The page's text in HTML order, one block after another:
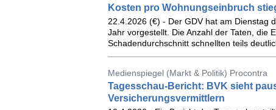
Kosten pro Wohnungseinbruch
22.4.2026 (€) - Der GDV hat am Dienstag
Jahr vorgestellt. Die Anzahl der Taten, die
Schadendurchschnitt schnellten teils
Medienspiegel (Markt & Politik) Procontra
Tagesschau-Bericht: BVK sieht
Versicherungsvermittlern